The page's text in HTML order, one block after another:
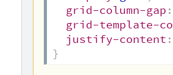
grid-column-gap :
grid-template-
justify-content :
}